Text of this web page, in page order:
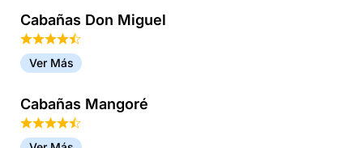
Cabañas Don Miguel
Ver Más
Cabañas Mangoré